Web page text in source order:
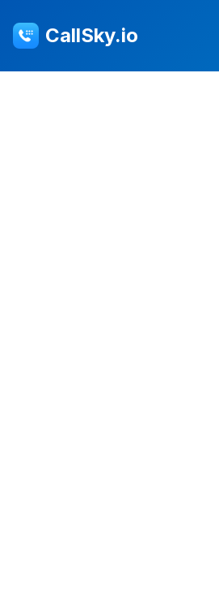
CallSky.io